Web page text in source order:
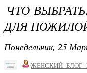
ЧТО
ДЛЯ
Понедельник, 25